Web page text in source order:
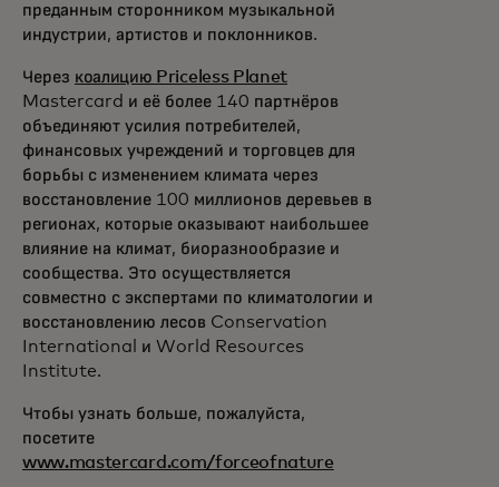
преданным сторонником музыкальной
индустрии, артистов и поклонников.
Через коалицию Priceless Planet
Mastercard и её более 140 партнёров
объединяют усилия потребителей,
финансовых учреждений и торговцев для
борьбы с изменением климата через
восстановление 100 миллионов деревьев в
регионах, которые оказывают наибольшее
влияние на климат, биоразнообразие и
сообщества. Это осуществляется
совместно с экспертами по климатологии и
восстановлению лесов Conservation
International и World Resources
Institute.
Чтобы узнать больше, пожалуйста,
посетите
www.mastercard.com/forceofnature